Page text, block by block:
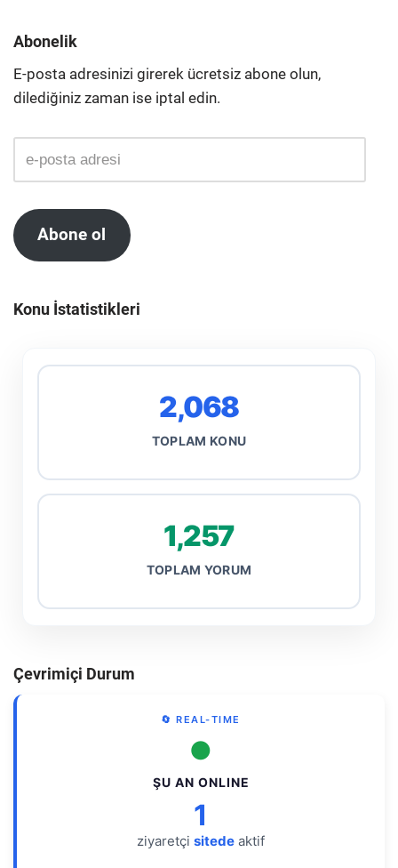
Abonelik
E-posta adresinizi girerek ücretsiz abone olun,
dilediğiniz zaman ise iptal edin.
Abone ol
Konu İstatistikleri
2,068
TOPLAM KONU
1,257
TOPLAM YORUM
Çevrimiçi Durum
🔄 REAL-TIME
●
ŞU AN ONLINE
1
ziyaretçi sitede aktif